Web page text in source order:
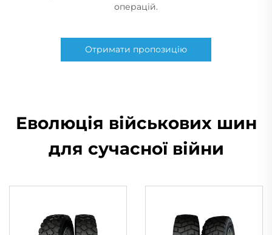
операцій.
Отримати пропозицію
Еволюція військових шин
для сучасної війни